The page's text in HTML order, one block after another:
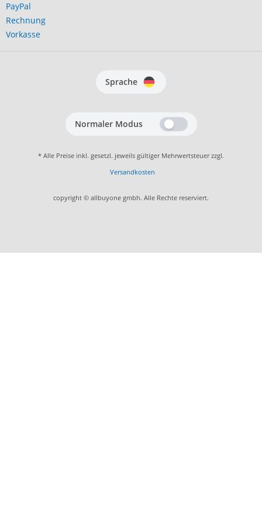
PayPal
Rechnung
Vorkasse
Sprache
Normaler Modus
* Alle Preise inkl. gesetzl. jeweils gültiger Mehrwertsteuer zzgl.
Versandkosten
copyright © allbuyone gmbh. Alle Rechte reserviert.